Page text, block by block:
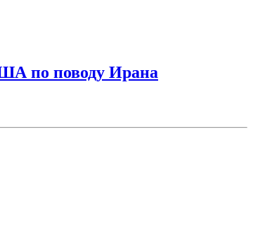
по поводу Ирана